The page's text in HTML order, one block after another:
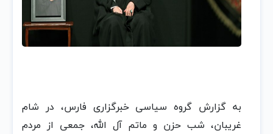
به گزارش گروه سیاسی خبرگزاری فارس، در شام
غریبان، شب حزن و ماتم آل الله، جمعی از مردم